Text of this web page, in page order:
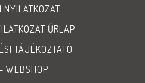
NYILATKOZAT
ŰRLAP
TÁJÉKOZTATÓ
WEBSHOP